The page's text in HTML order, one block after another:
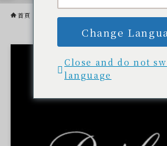
首頁 不為人知的開發故事
Change
Close and do not
language